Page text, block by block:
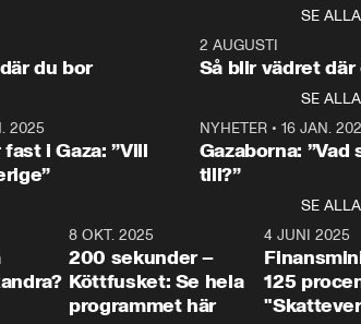
Rohwedder ställer
statsminister Ulf Kristersson
centrum i
avsnittet av
Makten”. Se
Aftonbladets
Rohwedder
Thand Ring
SE ALLA
du bor
2 AUGUSTI
Så blir vädret där
SE ALLA
2025
i Gaza: ”Vill
NYHETER• 16 JAN.
Gazaborna:
till?”
SE ALLA
31:05 4:29
8 OKT. 2025
200 sekunder –
Köttfusket: Se hela
programmet här
4 JUNI 2025
125